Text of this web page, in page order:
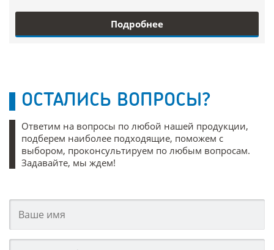
Подробнее
ОСТАЛИСЬ ВОПРОСЫ?
Ответим на вопросы по любой нашей продукции,
подберем наиболее подходящие, поможем с
выбором, проконсультируем по любым вопросам.
Задавайте, мы ждем!